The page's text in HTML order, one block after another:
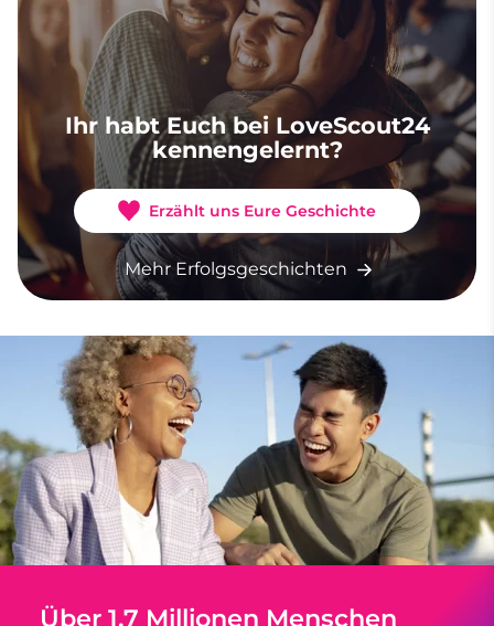
Ihr habt Euch bei LoveScout24
kennengelernt?
Erzählt uns Eure Geschichte
Mehr Erfolgsgeschichten
Über 1,7 Millionen Menschen